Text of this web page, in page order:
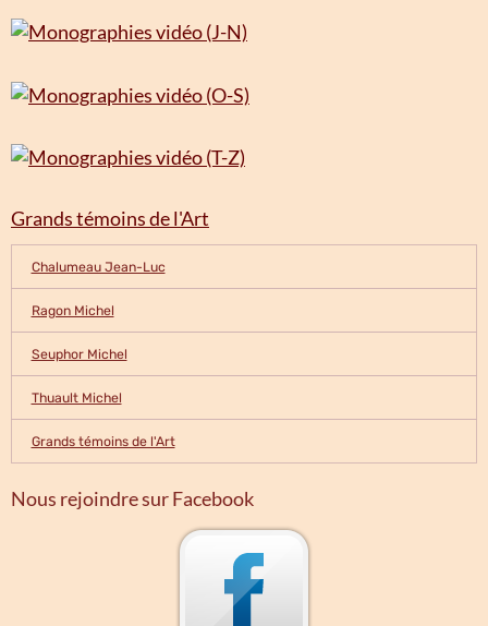
Grands témoins de l'Art
Chalumeau Jean-Luc
Ragon Michel
Seuphor Michel
Thuault Michel
Grands témoins de l'Art
Nous rejoindre sur Facebook